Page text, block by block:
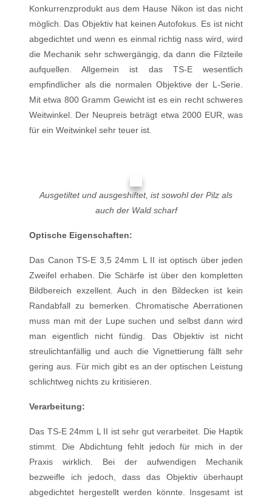
Konkurrenzprodukt aus dem Hause Nikon ist das nicht
möglich. Das Objektiv hat keinen Autofokus. Es ist nicht
abgedichtet und wenn es einmal richtig nass wird, wird
die Mechanik sehr schwergängig, da dann die Filzteile
aufquellen. Allgemein ist das TS-E wesentlich
empfindlicher als die normalen Objektive der L-Serie.
Mit etwa 800 Gramm Gewicht ist es ein recht schweres
Weitwinkel. Der Neupreis beträgt etwa 2000 EUR, was
für ein Weitwinkel sehr teuer ist.
Ausgetiltet und ausgeshiftet, ist sowohl der Pilz als
auch der Wald scharf
Optische Eigenschaften:
Das Canon TS-E 3,5 24mm L II ist optisch über jeden
Zweifel erhaben. Die Schärfe ist über den kompletten
Bildbereich exzellent. Auch in den Bildecken ist kein
Randabfall zu bemerken. Chromatische Aberrationen
muss man mit der Lupe suchen und selbst dann wird
man eigentlich nicht fündig. Das Objektiv ist nicht
streulichtanfällig und auch die Vignettierung fällt sehr
gering aus. Für mich gibt es an der optischen Leistung
schlichtweg nichts zu kritisieren.
Verarbeitung:
Das TS-E 24mm L II ist sehr gut verarbeitet. Die Haptik
stimmt. Die Abdichtung fehlt jedoch für mich in der
Praxis wirklich. Bei der aufwendigen Mechanik
bezweifle ich jedoch, dass das Objektiv überhaupt
abgedichtet hergestellt werden könnte. Insgesamt ist